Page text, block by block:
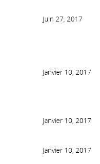
Juin 27, 2017
Janvier 10, 2017
Janvier 10, 2017
Janvier 10, 2017